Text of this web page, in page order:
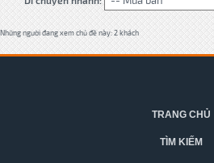
Những người đang xem chủ đề này: 2 khách
TRANG CHỦ
TÌM KIẾM